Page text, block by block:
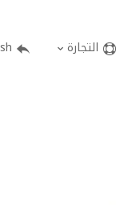
التجارة